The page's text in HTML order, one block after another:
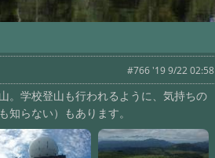
#766 '19 9/22 02:58
。学校登山も行われるように、気持ちの
らない）もあります。